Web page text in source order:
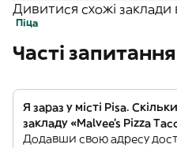
Дивитися схожі заклади в
Піца
Часті запитання
Я зараз у місті Pisa.
закладу «Malvee’s Pizza
Додавши свою адресу